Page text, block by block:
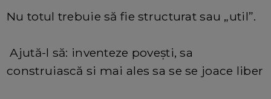
Nu totul trebuie să fie structurat sau „util”.
Ajută-l să: inventeze povești, sa
construiască si mai ales sa se se joace liber